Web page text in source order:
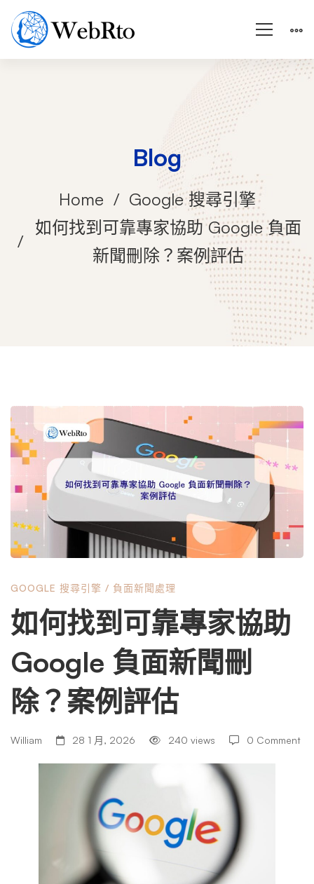
Blog
Home
Google 搜尋引擎
如何找到可靠專家協助 Google 負面
新聞刪除？案例評估
如
何
找
到
可
靠
專
家
GOOGLE 搜尋引擎 / 負面新聞處理
如何找到可靠專家協助
Google 負面新聞刪
除？案例評估
William 28 1 月, 2026 240 views 0 Comment